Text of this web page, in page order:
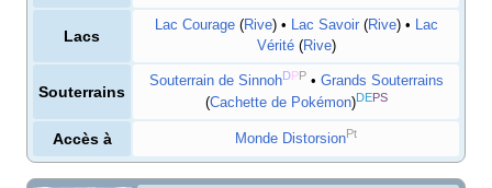
Lacs
Lac Courage(Rive) • Lac Savoir(Rive) •
Lac
Vérité(Rive)
Souterrains
Souterrain de SinnohDPP• Grands Souterrains
(Cachette de Pokémon)DEPS
Accès à Monde DistorsionPt